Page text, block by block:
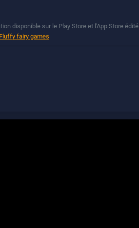
disponible sur le Play Store et l'App Store édité
Fluffy fairy games